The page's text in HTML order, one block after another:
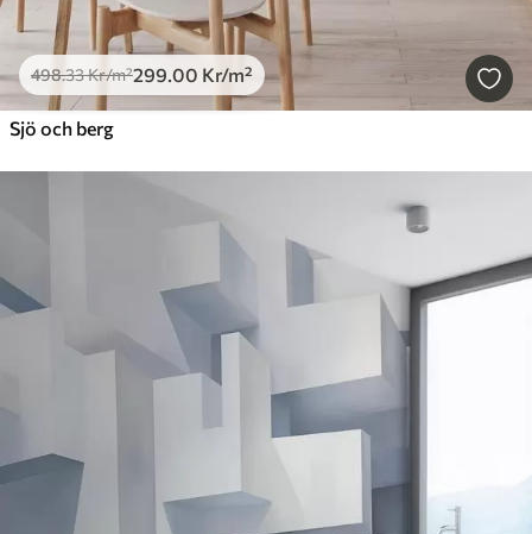
498.33Kr/m²299.00 Kr/m²
Sjö och berg